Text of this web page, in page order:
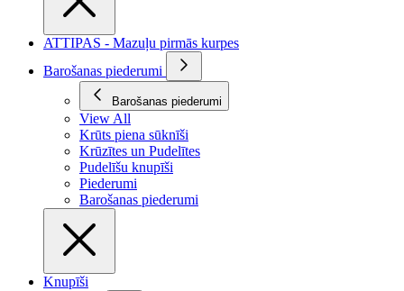
ATTIPAS - Mazuļu pirmās kurpes
Barošanas piederumi
Barošanas piederumi
View All
Krūts piena sūknīši
Krūzītes un Pudelītes
Pudelīšu knupīši
Piederumi
Barošanas piederumi
Knupīši